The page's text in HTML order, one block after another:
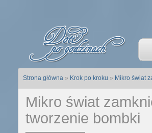
Strona główna» Krok po kroku » Mikro świat
Mikro świat
tworzenie bombki